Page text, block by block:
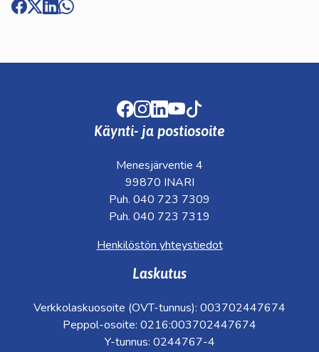
Facebook
Instagram
LinkedIn
Youtube
Käynti- ja postiosoite
Menesjärventie 4
99870 INARI
Puh. 040 723 7309
Puh. 040 723 7319
Henkilöstön yhteystiedot
Laskutus
Verkkolaskuosoite (OVT-tunnus): 003702447674
Peppol-osoite: 0216:003702447674
Y-tunnus: 0244767-4